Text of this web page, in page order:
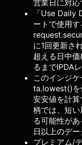
営業日に対応
「Use Daily
ートで使用
に1回更新さ
超える日中
るまでIPDA
このインジ
ta.lowest()を
安安値を計
柄では、短
る可能性が
日以上のデー
プレミアム/